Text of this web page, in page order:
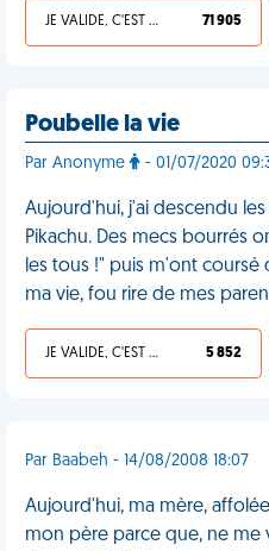
JE VALIDE, C'EST UNE VDM 71 905
Poubelle la vie
Par Anonyme - 01/07/2020
Aujourd'hui, j'ai descendu
Pikachu. Des mecs bourrés
les tous !" puis m'ont coursé
ma vie, fou rire de mes
JE VALIDE, C'EST UNE VDM 5 852
Par Baabeh - 14/08/2008 18:07
Aujourd'hui, ma mère,
mon père parce que, ne me